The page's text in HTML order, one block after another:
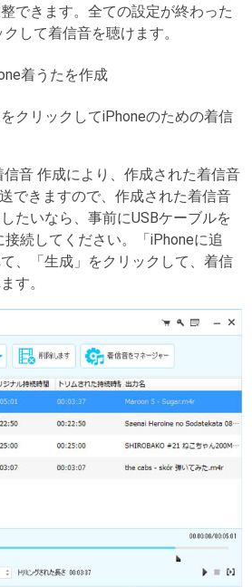
できます。全ての設定が終わった
して着信音を聴けます。
着うたを作成
クリックしてiPhoneのための着信
信音 作成により、作成された着信音
できますので、作成された着信音
たいなら、事前にUSBケーブルを
続してください。「iPhoneに追
、「生成」をクリックして、着信
す。